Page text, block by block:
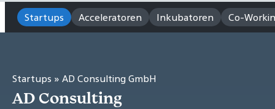
Startups Acceleratoren Inkubatoren Co-
Startups » AD Consulting GmbH
AD Consulting